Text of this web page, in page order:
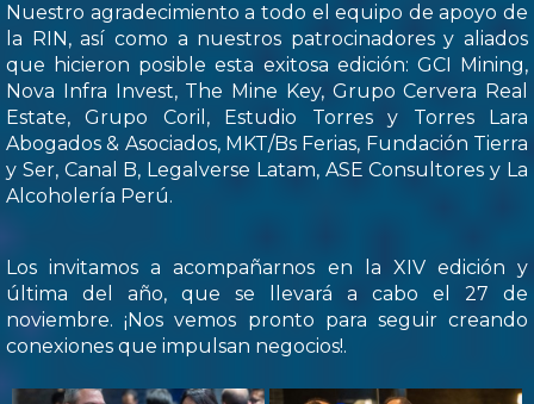
Nuestro agradecimiento a todo el equipo de apoyo de
la RIN, así como a nuestros patrocinadores y aliados
que hicieron posible esta exitosa edición: GCI Mining,
Nova Infra Invest, The Mine Key, Grupo Cervera Real
Estate, Grupo Coril, Estudio Torres y Torres Lara
Abogados & Asociados, MKT/Bs Ferias, Fundación Tierra
y Ser, Canal B, Legalverse Latam, ASE Consultores y La
Alcoholería Perú.
Los invitamos a acompañarnos en la XIV edición y
última del año, que se llevará a cabo el 27 de
noviembre. ¡Nos vemos pronto para seguir creando
conexiones que impulsan negocios!.